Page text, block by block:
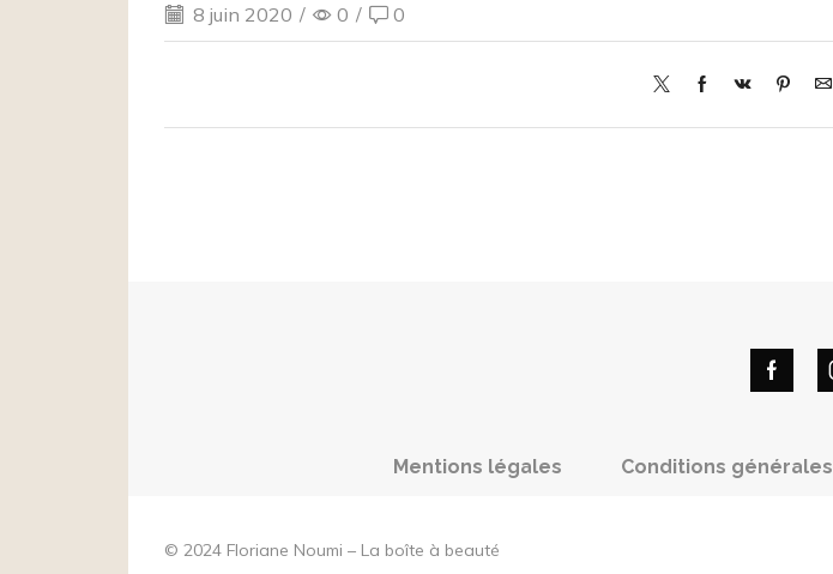
8 juin 2020 / 0 / 0
Mentions légales Conditions générales
© 2024 Floriane Noumi – La boîte à beauté